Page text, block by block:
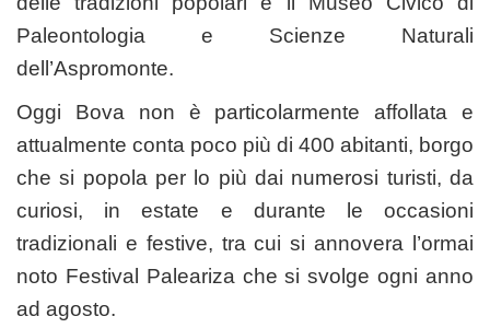
Paleontologia e Scienze Naturali
dell’Aspromonte.
Oggi Bova non è particolarmente affollata e
attualmente conta poco più di 400 abitanti, borgo
che si popola per lo più dai numerosi turisti, da
curiosi, in estate e durante le occasioni
tradizionali e festive, tra cui si annovera l’ormai
noto Festival Paleariza che si svolge ogni anno
ad agosto.